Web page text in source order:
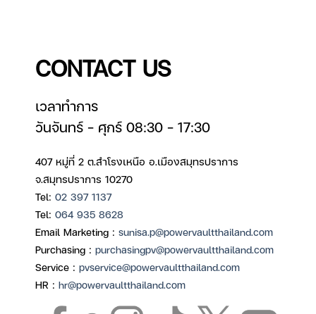
CONTACT US
เวลาทำการ
วันจันทร์ – ศุกร์ 08:30 – 17:30
407 หมู่ที่ 2 ต.สำโรงเหนือ อ.เมืองสมุทรปราการ
จ.สมุทรปราการ 10270
Tel: 02 397 1137
Tel: 064 935 8628
Email Marketing : sunisa.p@powervaultthailand.com
Purchasing : purchasingpv@powervaultthailand.com
Service : pvservice@powervaultthailand.com
HR : hr@powervaultthailand.com